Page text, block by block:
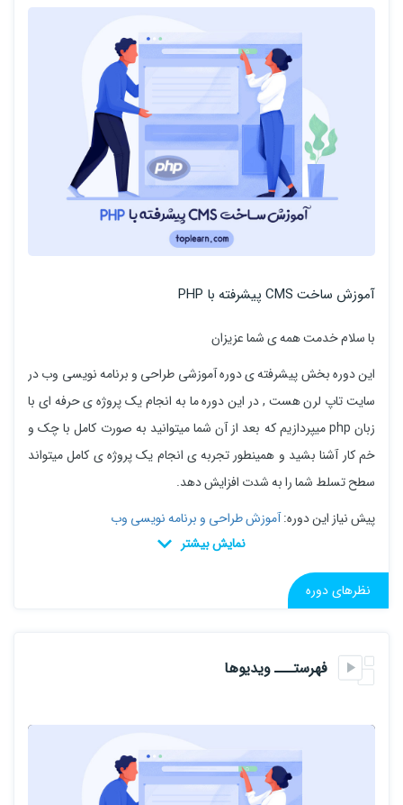
آموزش ساخت CMS پیشرفته با PHP
با سلام خدمت همه ی شما عزیزان
این دوره بخش پیشرفته ی دوره آموزشی طراحی و برنامه نویسی وب در
سایت تاپ لرن هست , در این دوره ما به انجام یک پروژه ی حرفه ای با
زبان php میپردازیم که بعد از آن شما میتوانید به صورت کامل با چک و
خم کار آشنا بشید و همینطور تجربه ی انجام یک پروژه ی کامل میتواند
سطح تسلط شما را به شدت افزایش دهد.
پیش نیاز این دوره:آموزش طراحی و برنامه نویسی وب
نظرهای دوره
فهرستـــ ویدیوها